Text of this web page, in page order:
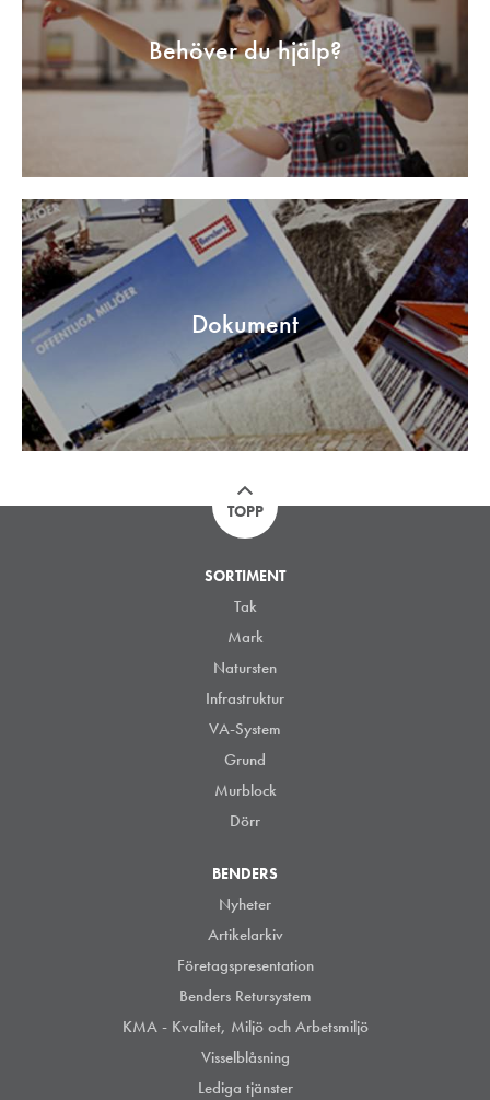
Behöver du hjälp?
Dokument
TOPP
SORTIMENT
Tak
Mark
Natursten
Infrastruktur
VA-System
Grund
Murblock
Dörr
BENDERS
Nyheter
Artikelarkiv
Företagspresentation
Benders Retursystem
KMA - Kvalitet, Miljö och Arbetsmiljö
Visselblåsning
Lediga tjänster